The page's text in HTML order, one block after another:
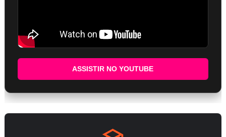
ASSISTIR NO YOUTUBE